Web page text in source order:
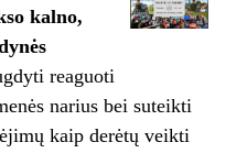
kalno,
reaguoti
narius bei suteikti
kaip derėtų veikti